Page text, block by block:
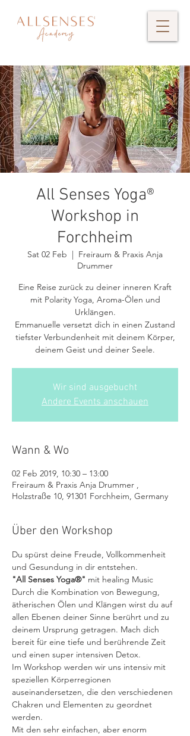
All Senses Yoga®
Workshop in
Forchheim
Sat 02 Feb
  |
Freiraum & Praxis Anja
Drummer
Eine Reise zurück zu deiner inneren Kraft
mit Polarity Yoga, Aroma-Ölen und
Urklängen.
Emmanuelle versetzt dich in einen Zustand
tiefster Verbundenheit mit deinem Körper,
deinem Geist und deiner Seele.
Wir sind ausgebucht
Andere Events anschauen
Wann & Wo
02 Feb 2019, 10:30 – 13:00
Freiraum & Praxis Anja Drummer ,
Holzstraße 10, 91301 Forchheim, Germany
Über den Workshop
Du spürst deine Freude, Vollkommenheit
und Gesundung in dir entstehen.
"All Senses Yoga®" mit healing Music
Durch die Kombination von Bewegung,
ätherischen Ölen und Klängen wirst du auf
allen Ebenen deiner Sinne berührt und zu
deinem Ursprung getragen. Mach dich
bereit für eine tiefe und berührende Zeit
und einen super intensiven Detox.
Im Workshop werden wir uns intensiv mit
speziellen Körperregionen
auseinandersetzen, die den verschiedenen
Chakren und Elementen zu geordnet
werden.
Mit den sehr einfachen, aber enorm